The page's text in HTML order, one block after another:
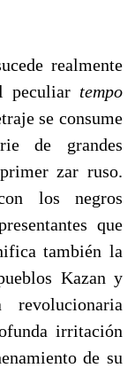
realmente
peculiar tempo
se consume
de grandes
zar ruso.
los negros
que
también la
Kazan y
irritación
de su